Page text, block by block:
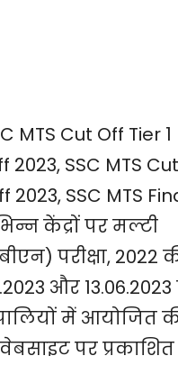
MTS Cut Off Tier 1
2023, SSC MTS Cut
2023, SSC MTS
केंद्रों पर मल्टी
परीक्षा, 2022
और
में आयोजित
वेबसाइट पर प्रकाशित